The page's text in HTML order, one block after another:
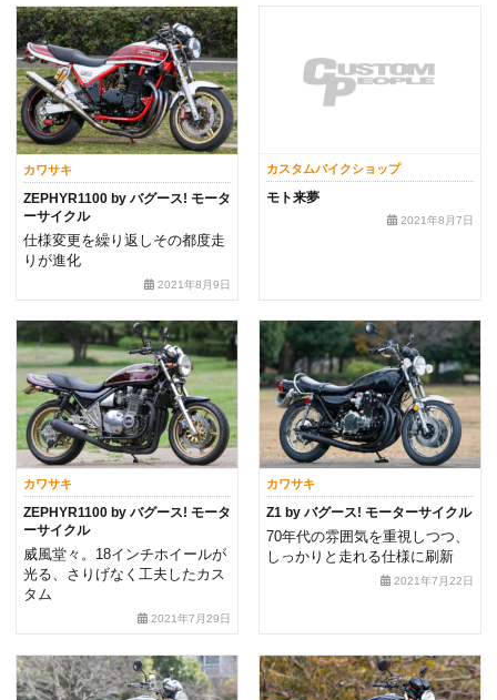
カワサキ
ZEPHYR1100 by バグース! モータ
ーサイクル
仕様変更を繰り返しその都度走
りが進化
2021年8月9日
カスタムバイクショップ
モト来夢
2021年8月7日
カワサキ
ZEPHYR1100 by バグース! モータ
ーサイクル
威風堂々。18インチホイールが
光る、さりげなく工夫したカス
タム
2021年7月29日
カワサキ
Z1 by バグース! モーターサイクル
70年代の雰囲気を重視しつつ、
しっかりと走れる仕様に刷新
2021年7月22日